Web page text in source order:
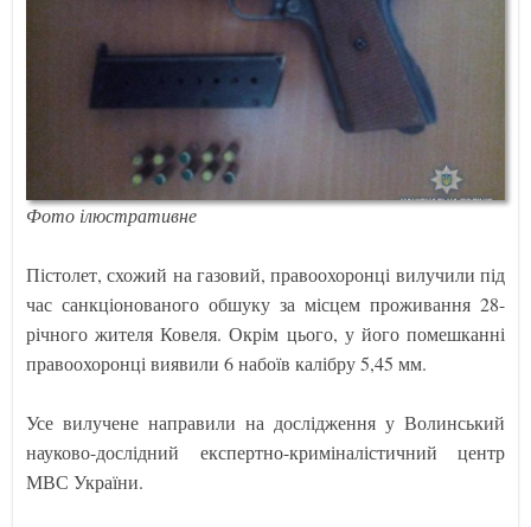
Фото ілюстративне
Пістолет, схожий на газовий, правоохоронці вилучили під
час санкціонованого обшуку за місцем проживання 28-
річного жителя Ковеля. Окрім цього, у його помешканні
правоохоронці виявили 6 набоїв калібру 5,45 мм.
Усе вилучене направили на дослідження у Волинський
науково-дослідний експертно-криміналістичний центр
МВС України.